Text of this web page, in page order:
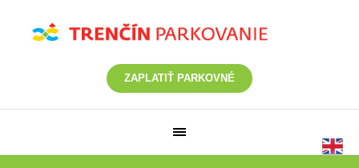
ZAPLATIŤ PARKOVNÉ